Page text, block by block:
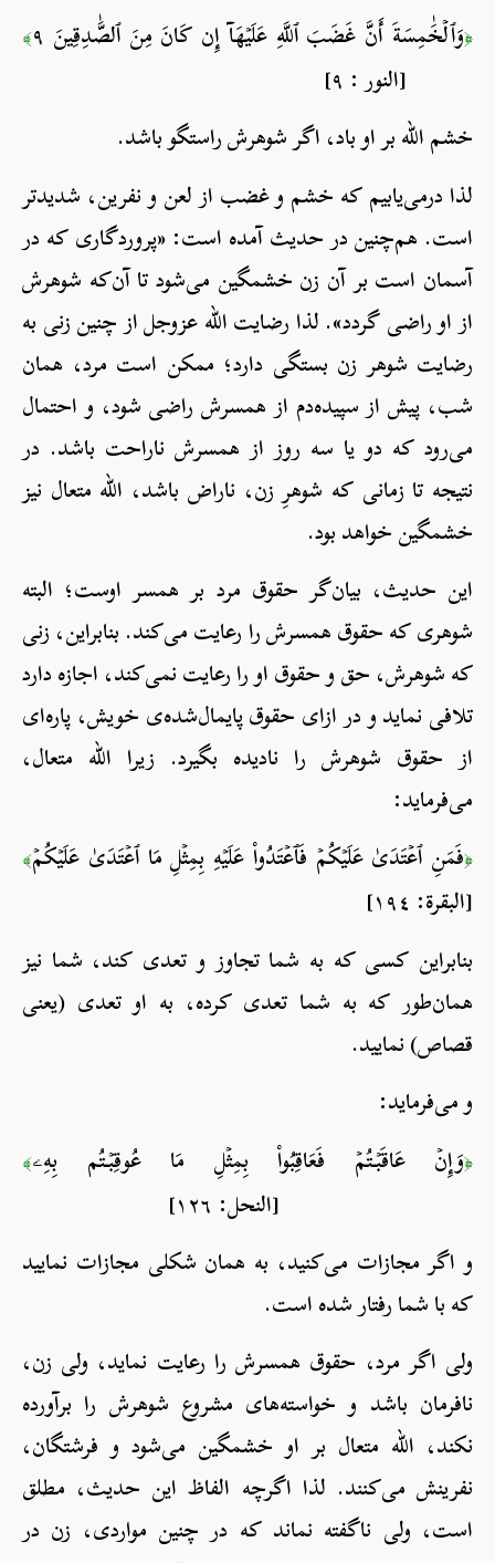
﴿وَٱلۡخَٰمِسَةَ أَنَّ غَضَبَ ٱللَّهِ عَلَيۡهَآ إِن كَانَ مِنَ ٱلصَّٰدِقِينَ ٩ ﴾
[النور : ٩]
خشم الله بر او باد، اگر شوهرش راستگو باشد.
لذا درمی‌یابیم که خشم و غضب از لعن و نفرین، شدیدتر
است. هم‌چنین در حدیث آمده است: «پروردگاری که در
آسمان است بر آن زن خشمگین می‌شود تا آن‌که شوهرش
از او راضی گردد». لذا رضایت الله عزوجل از چنین زنی به
رضایت شوهر زن بستگی دارد؛ ممکن است مرد، همان
شب، پیش از سپیده‌دم از همسرش راضی شود، و احتمال
می‌رود که دو یا سه روز از همسرش ناراحت باشد. در
نتیجه تا زمانی که شوهرِ زن، ناراض باشد، الله متعال نیز
خشمگین خواهد بود.
این حدیث، بیان‌گر حقوق مرد بر همسر اوست؛ البته
شوهری که حقوق همسرش را رعایت می‌کند. بنابراین، زنی
که شوهرش، حق و حقوق او را رعایت نمی‌کند، اجازه دارد
تلافی نماید و در ازای حقوق پایمال‌شده‌ی خویش، پاره‌ای
از حقوق شوهرش را نادیده بگیرد. زیرا الله متعال،
می‌فرماید:
﴿فَمَنِ ٱعۡتَدَىٰ عَلَيۡكُمۡ فَٱعۡتَدُواْ عَلَيۡهِ بِمِثۡلِ مَا ٱعۡتَدَىٰ عَلَيۡكُمۡ﴾
[البقرة: ١٩٤]
بنابراین کسی که به شما تجاوز و تعدی کند، شما نیز
همان‌طور که به شما تعدی کرده، به او تعدی (یعنی
قصاص) نمایید.
و می‌فرماید:
﴿وَإِنۡ عَاقَبۡتُمۡ فَعَاقِبُواْ بِمِثۡلِ مَا عُوقِبۡتُم بِهِۦ﴾
[النحل: ١٢٦]
و اگر مجازات می‌کنید، به همان شکلی مجازات نمایید
که با شما رفتار شده است.
ولی اگر مرد، حقوق همسرش را رعایت نماید، ولی زن،
نافرمان باشد و خواسته‌های مشروع شوهرش را برآورده
نکند، الله متعال بر او خشمگین می‌شود و فرشتگان،
نفرینش می‌کنند. لذا اگرچه الفاظ این حدیث، مطلق
است، ولی ناگفته نماند که در چنین مواردی، زن در